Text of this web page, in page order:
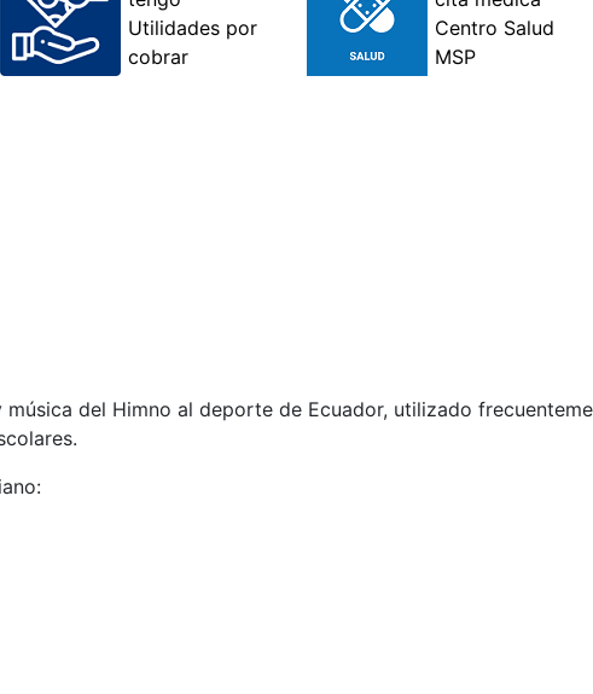
del Himno al deporte de Ecuador, utilizado